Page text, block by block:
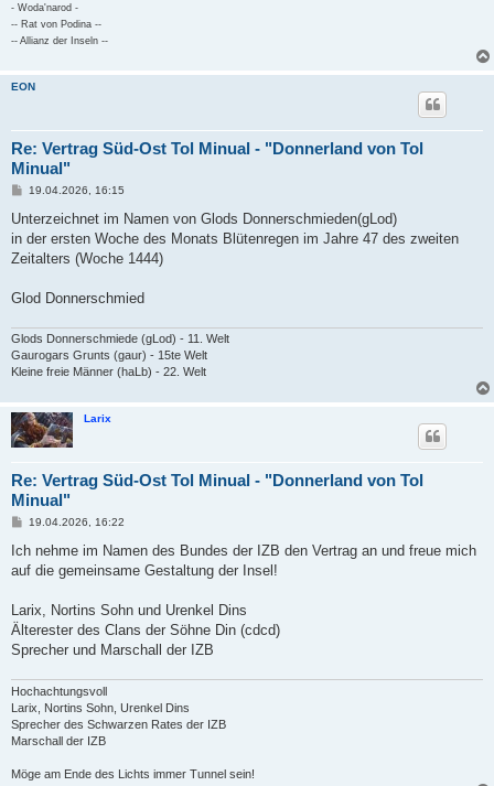
- Woda'narod -
-- Rat von Podina --
-- Allianz der Inseln --
EON
Re: Vertrag Süd-Ost Tol Minual - "Donnerland von Tol
Minual"
B
i
r
a
19.04.2026, 16:15
Unterzeichnet im Namen von Glods Donnerschmieden(gLod)
in der ersten Woche des Monats Blütenregen im Jahre 47 des zweiten
Zeitalters (Woche 1444)
Glod Donnerschmied
Glods Donnerschmiede (gLod) - 11. Welt
Gaurogars Grunts (gaur) - 15te Welt
Kleine freie Männer (haLb) - 22. Welt
Larix
Re: Vertrag Süd-Ost Tol Minual - "Donnerland von Tol
Minual"
B
i
r
19.04.2026, 16:22
Ich nehme im Namen des Bundes der IZB den Vertrag an und freue mich
auf die gemeinsame Gestaltung der Insel!
Larix, Nortins Sohn und Urenkel Dins
Älterester des Clans der Söhne Din (cdcd)
Sprecher und Marschall der IZB
Hochachtungsvoll
Larix, Nortins Sohn, Urenkel Dins
Sprecher des Schwarzen Rates der IZB
Marschall der IZB
Möge am Ende des Lichts immer Tunnel sein!